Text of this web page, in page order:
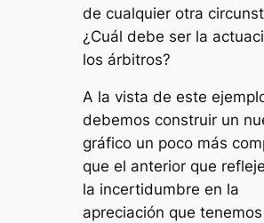
de cualquier otra
¿Cuál debe ser la
los árbitros?
A la vista de este
debemos construir un
gráfico un poco más
que el anterior que
la incertidumbre en la
apreciación que